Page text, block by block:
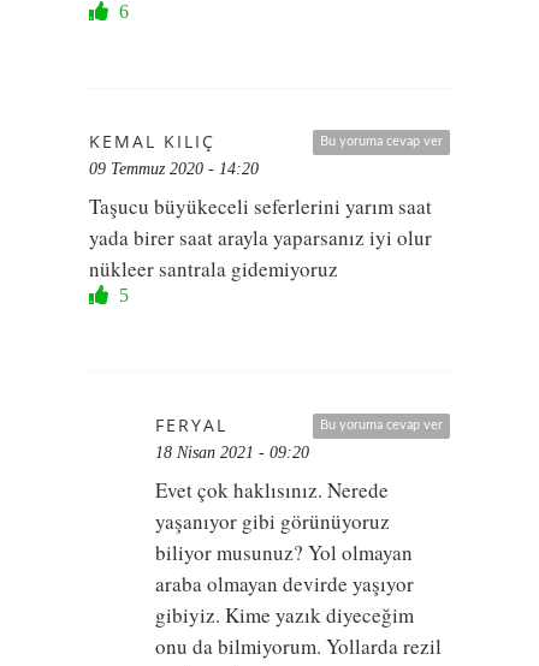
6
Bu yoruma cevap ver
KEMAL KILIÇ
09 Temmuz 2020 - 14:20
Taşucu büyükeceli seferlerini yarım saat
yada birer saat arayla yaparsanız iyi olur
nükleer santrala gidemiyoruz
5
Bu yoruma cevap ver
FERYAL
18 Nisan 2021 - 09:20
Evet çok haklısınız. Nerede
yaşanıyor gibi görünüyoruz
biliyor musunuz? Yol olmayan
araba olmayan devirde yaşıyor
gibiyiz. Kime yazık diyeceğim
onu da bilmiyorum. Yollarda rezil